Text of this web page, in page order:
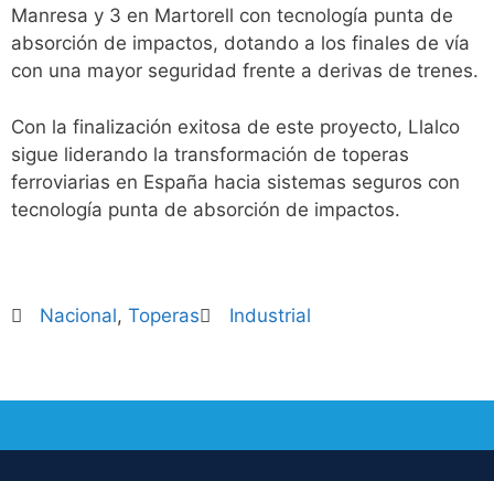
Manresa y 3 en Martorell con tecnología punta de
absorción de impactos, dotando a los finales de vía
con una mayor seguridad frente a derivas de trenes.
Con la finalización exitosa de este proyecto, Llalco
sigue liderando la transformación de toperas
ferroviarias en España hacia sistemas seguros con
tecnología punta de absorción de impactos.
Nacional,Toperas Industrial